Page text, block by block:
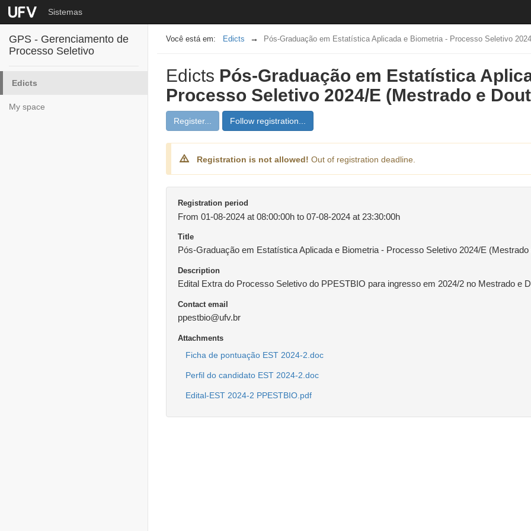
Sistemas
GPS - Gerenciamento de
Processo Seletivo
Edicts
My space
Edicts Pós-Graduação em Estatística Aplicada e Biometria - Processo Seletivo
Edicts Pós-Graduação em Estatística
Processo Seletivo 2024/E (Mestrado e
Register... Follow registration...
Registration is not allowed! Out of registration deadline.
Registration period
From 01-08-2024 at 08:00:00h to 07-08-2024 at 23:30:00h
Title
Pós-Graduação em Estatística Aplicada e Biometria - Processo Seletivo 2024/E (Mestrado
Description
Edital Extra do Processo Seletivo do PPESTBIO para ingresso em 2024/2 no Mestrado e
Contact email
ppestbio@ufv.br
Attachments